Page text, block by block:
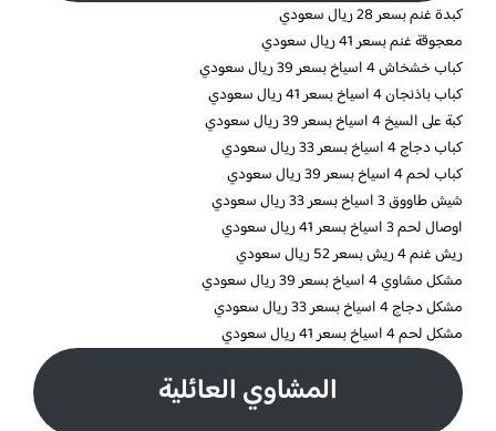
كبدة غنم بسعر 28 ريال سعودي
معجوقة غنم بسعر 41 ريال سعودي
كباب خشخاش 4 اسياخ بسعر 39 ريال سعودي
كباب باذنجان 4 اسياخ بسعر 41 ريال سعودي
كبة على السيخ 4 اسياخ بسعر 39 ريال سعودي
كباب دجاج 4 اسياخ بسعر 33 ريال سعودي
كباب لحم 4 اسياخ بسعر 39 ريال سعودي
شيش طاووق 3 اسياخ بسعر 33 ريال سعودي
اوصال لحم 3 اسياخ بسعر 41 ريال سعودي
ريش غنم 4 ريش بسعر 52 ريال سعودي
مشكل مشاوي 4 اسياخ بسعر 39 ريال سعودي
مشكل دجاج 4 اسياخ بسعر 33 ريال سعودي
مشكل لحم 4 اسياخ بسعر 41 ريال سعودي
المشاوي العائلية